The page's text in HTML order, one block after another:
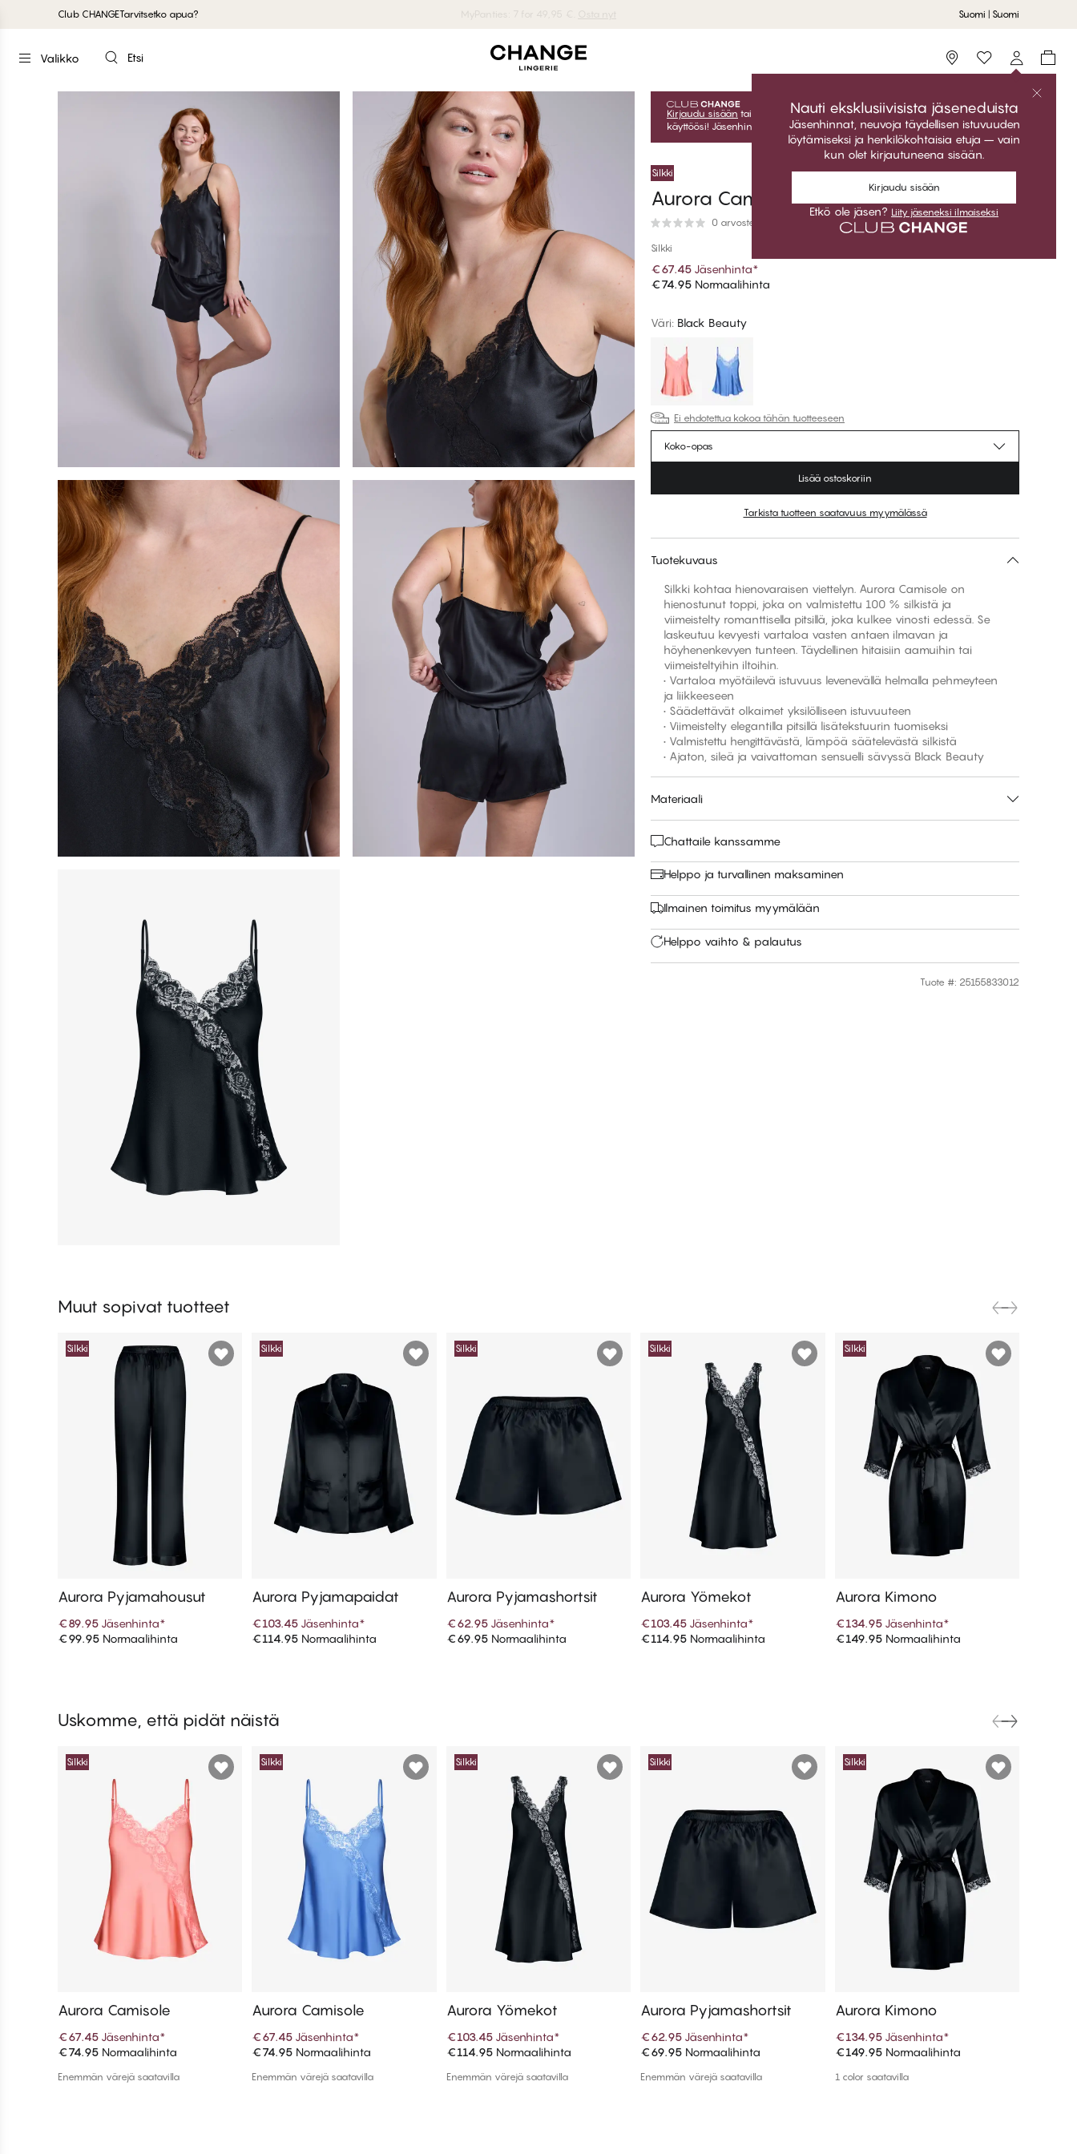
Club CHANGETarvitsetko apua? Suomi | Suomi
Valikko Etsi Storefinder
Nauti eksklusiivisista jäseneduista
Jäsenhinnat, neuvoja täydellisen istuvuuden
löytämiseksi ja henkilökohtaisia etuja – vain
kun olet kirjautuneena sisään.
Kirjaudu sisään
Etkö ole jäsen? Liity jäseneksi ilmaiseksi
Kirjaudu sisään tai liity jäseneksi ilmaiseksi ja saat eksklusiiviset jäsenedut
käyttöösi! Jäsenhinnat ovat voimassa vain kun olet kirjautuneena sisään.
Silkki
Aurora Camisole
0 arvostelut
Silkki
€67.45 Jäsenhinta*
€74.95 Normaalihinta
Väri: Black Beauty
Ei ehdotettua kokoa tähän tuotteeseen
Koko-opas
Lisää ostoskoriin
Tarkista tuotteen saatavuus myymälässä
Tuotekuvaus
Silkki kohtaa hienovaraisen viettelyn. Aurora Camisole on
hienostunut toppi, joka on valmistettu 100 % silkistä ja
viimeistelty romanttisella pitsillä, joka kulkee vinosti edessä. Se
laskeutuu kevyesti vartaloa vasten antaen ilmavan ja
höyhenenkevyen tunteen. Täydellinen hitaisiin aamuihin tai
viimeisteltyihin iltoihin.
• Vartaloa myötäilevä istuvuus levenevällä helmalla pehmeyteen
ja liikkeeseen
• Säädettävät olkaimet yksilölliseen istuvuuteen
• Viimeistelty elegantilla pitsillä lisätekstuurin tuomiseksi
• Valmistettu hengittävästä, lämpöä säätelevästä silkistä
• Ajaton, sileä ja vaivattoman sensuelli sävyssä Black Beauty
Materiaali
Chattaile kanssamme
Helppo ja turvallinen maksaminen
Ilmainen toimitus myymälään
Helppo vaihto & palautus
Tuote #: 25155833012
Muut sopivat tuotteet
Lisää ostoskoriin
Silkki
Aurora Pyjamahousut
€89.95 Jäsenhinta*
€99.95 Normaalihinta Lisää ostoskoriin
Silkki
Aurora Pyjamapaidat
€103.45 Jäsenhinta*
€114.95 Normaalihinta Lisää ostoskoriin
Silkki
Aurora Pyjamashortsit
€62.95 Jäsenhinta*
€69.95Normaalihinta Lisää ostoskoriin
Silkki
Aurora Yömekot
€103.45 Jäsenhinta*
€114.95 Normaalihinta Lisää ostoskoriin
Silkki
Aurora Kimono
€134.95 Jäsenhinta*
€149.95Normaalihinta
Uskomme, että pidät näistä
Lisää ostoskoriin
Silkki
Aurora Camisole
€67.45 Jäsenhinta*
€74.95 Normaalihinta
Enemmän värejä saatavilla
Lisää ostoskoriin
Silkki
Aurora Camisole
€67.45 Jäsenhinta*
€74.95 Normaalihinta
Enemmän värejä saatavilla
Lisää ostoskoriin
Silkki
Aurora Yömekot
€103.45 Jäsenhinta*
€114.95Normaalihinta
Enemmän värejä saatavilla
Lisää ostoskoriin
Silkki
Aurora Pyjamashortsit
€62.95 Jäsenhinta*
€69.95 Normaalihinta
Enemmän värejä saatavilla
Lisää ostoskoriin
Silkki
Aurora Kimono
€134.95 Jäsenhinta*
€149.95Normaalihinta
1 color saatavilla